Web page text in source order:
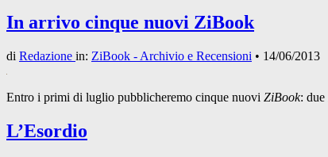
In arrivo cinque nuovi ZiBook
di Redazione in: ZiBook - Archivio e Recensioni • 14/06/2013
Entro i primi di luglio pubblicheremo cinque nuovi ZiBook: due
L’Esordio